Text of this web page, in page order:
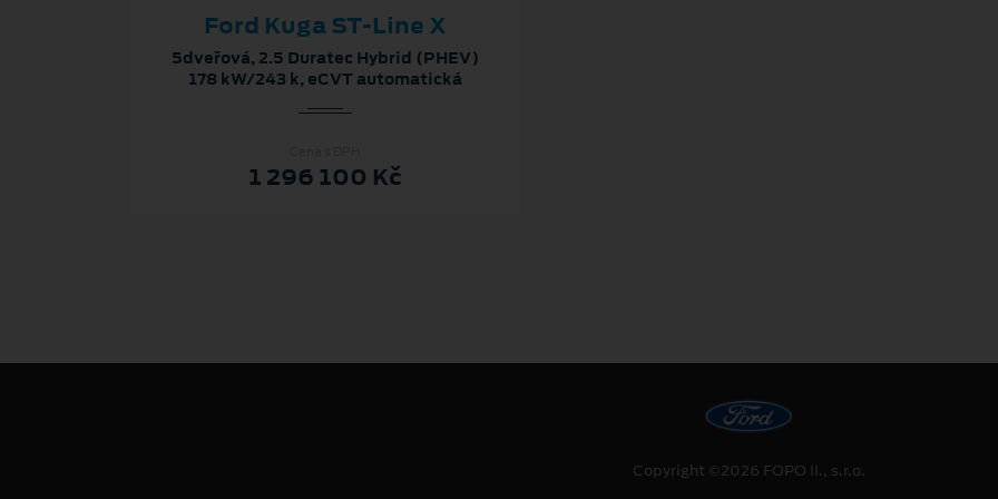
Ford Kuga ST-Line X
5dveřová, 2.5 Duratec Hybrid (PHEV)
178 kW/243 k, eCVT automatická
1 296 100 Kč
Copyright ©2026 FOPO II., s.r.o.